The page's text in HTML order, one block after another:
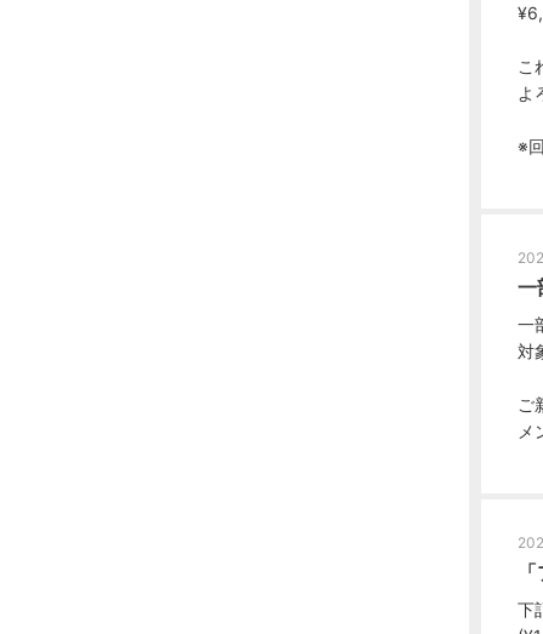
こ
よ
※
一
一
対
ご
メ
下